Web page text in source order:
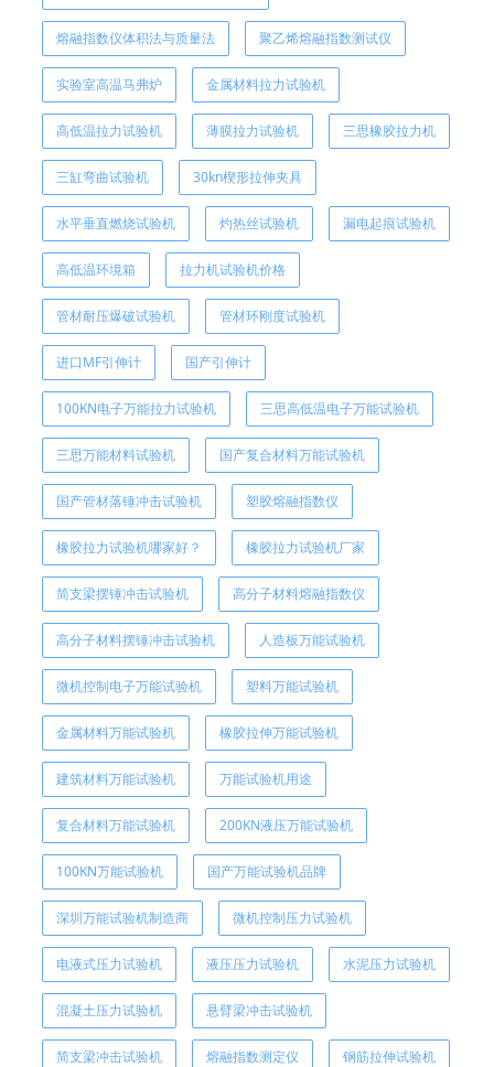
熔融指数仪体积法与质量法 聚乙烯熔融指数测试仪
实验室高温马弗炉 金属材料拉力试验机
高低温拉力试验机 薄膜拉力试验机 ​三思橡胶拉力机
三缸弯曲试验机 30kn楔形拉伸夹具
水平垂直燃烧试验机 灼热丝试验机 漏电起痕试验机
高低温环境箱 拉力机试验机价格
管材耐压爆破试验机 管材环刚度试验机
进口MF引伸计 国产引伸计
100KN电子万能拉力试验机 三思高低温电子万能试验机
三思万能材料试验机 国产复合材料万能试验机
国产管材落锤冲击试验机 塑胶熔融指数仪
橡胶拉力试验机哪家好？ 橡胶拉力试验机厂家
简支梁摆锤冲击试验机 高分子材料熔融指数仪
高分子材料摆锤冲击试验机 人造板万能试验机
微机控制电子万能试验机 塑料万能试验机
金属材料万能试验机 橡胶拉伸万能试验机
建筑材料万能试验机 万能试验机用途
复合材料万能试验机 200KN液压万能试验机
100KN万能试验机 国产万能试验机品牌
深圳万能试验机制造商 微机控制压力试验机
电液式压力试验机 液压压力试验机 水泥压力试验机
混凝土压力试验机 悬臂梁冲击试验机
简支梁冲击试验机 熔融指数测定仪 钢筋拉伸试验机